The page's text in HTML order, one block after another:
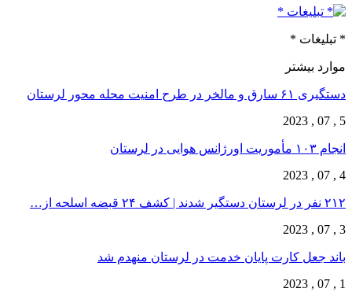
* تبلیغات *
موارد بیشتر
دستگیری ۶۱ سارق و مالخر در طرح امنیت محله محور لرستان
5 , 07 , 2023
انجام ۱۰۳ مأموریت اورژانس هوایی در لرستان
4 , 07 , 2023
۲۱۲ نفر در لرستان دستگیر شدند | کشف ۲۴ قبضه اسلحه از…
3 , 07 , 2023
باند جعل کارت پایان خدمت در لرستان منهدم شد
1 , 07 , 2023